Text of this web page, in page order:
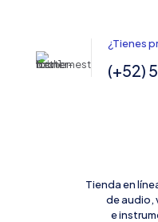
¿Tienes
(+52)
Tienda en
de audio,
e